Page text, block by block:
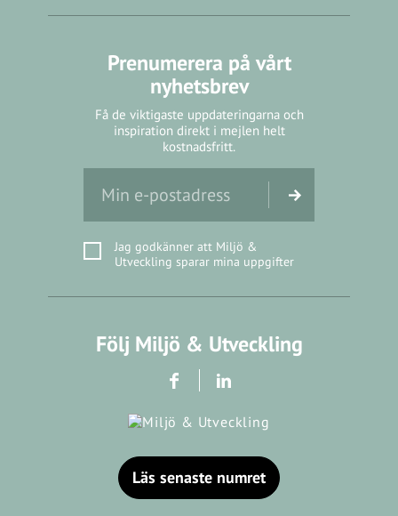
Prenumerera på vårt
nyhetsbrev
Få de viktigaste uppdateringarna och
inspiration direkt i mejlen helt
kostnadsfritt.
Jag godkänner att Miljö &
Utveckling sparar mina uppgifter
Följ Miljö & Utveckling
Läs senaste numret